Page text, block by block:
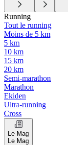
Running
Tout le running
Moins de 5 km
5 km
10 km
15 km
20 km
Semi-marathon
Marathon
Ekiden
Ultra-running
Cross
Le Mag
Le Mag